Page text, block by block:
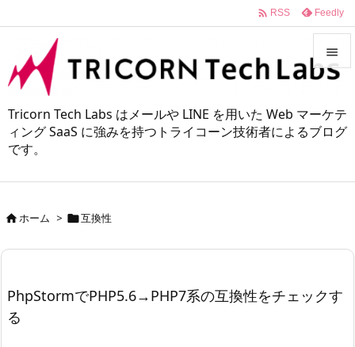
Tricorn Tech Labs はメールや LINE を用いた Web マーケテ
ィング SaaS に強みを持つトライコーン技術者によるブログ
です。



 RSS Feedly
ホーム > 互換性
PhpStormでPHP5.6→PHP7系の互換性をチェックす
る